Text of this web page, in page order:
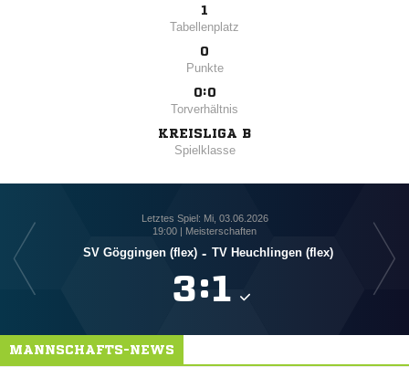
1
Tabellenplatz
0
Punkte
0:0
Torverhältnis
KREISLIGA B
Spielklasse
Letztes Spiel: Mi, 03.06.2026
19:00 | Meisterschaften
SV Göggingen (flex) - TV Heuchlingen (flex)
:
MANNSCHAFTS-NEWS